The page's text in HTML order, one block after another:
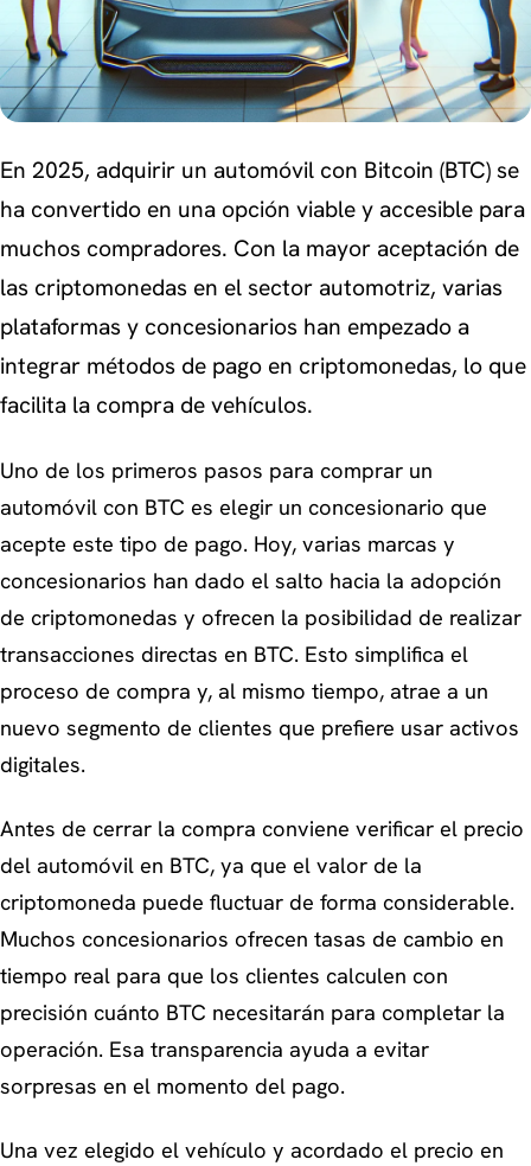
En 2025, adquirir un automóvil con Bitcoin (BTC) se
ha convertido en una opción viable y accesible para
muchos compradores. Con la mayor aceptación de
las criptomonedas en el sector automotriz, varias
plataformas y concesionarios han empezado a
integrar métodos de pago en criptomonedas, lo que
facilita la compra de vehículos.
Uno de los primeros pasos para comprar un
automóvil con BTC es elegir un concesionario que
acepte este tipo de pago. Hoy, varias marcas y
concesionarios han dado el salto hacia la adopción
de criptomonedas y ofrecen la posibilidad de realizar
transacciones directas en BTC. Esto simplifica el
proceso de compra y, al mismo tiempo, atrae a un
nuevo segmento de clientes que prefiere usar activos
digitales.
Antes de cerrar la compra conviene verificar el precio
del automóvil en BTC, ya que el valor de la
criptomoneda puede fluctuar de forma considerable.
Muchos concesionarios ofrecen tasas de cambio en
tiempo real para que los clientes calculen con
precisión cuánto BTC necesitarán para completar la
operación. Esa transparencia ayuda a evitar
sorpresas en el momento del pago.
Una vez elegido el vehículo y acordado el precio en